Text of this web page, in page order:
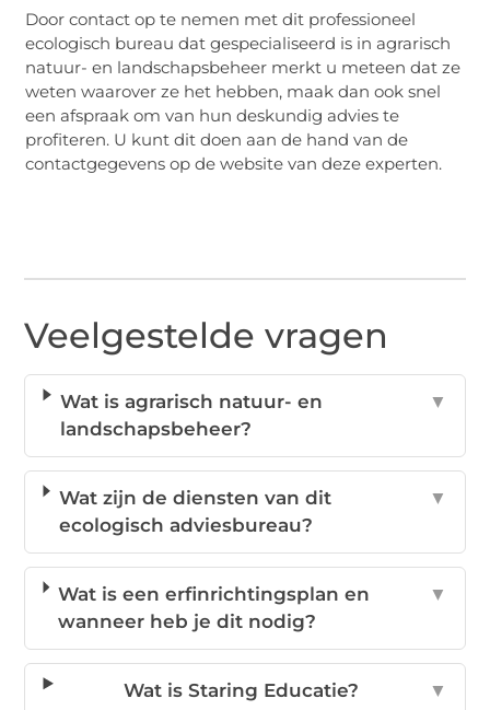
Door contact op te nemen met dit professioneel
ecologisch bureau dat gespecialiseerd is in agrarisch
natuur- en landschapsbeheer merkt u meteen dat ze
weten waarover ze het hebben, maak dan ook snel
een afspraak om van hun deskundig advies te
profiteren. U kunt dit doen aan de hand van de
contactgegevens op de website van deze experten.
Veelgestelde vragen
Wat is agrarisch natuur- en
landschapsbeheer?
▼
Wat zijn de diensten van dit
ecologisch adviesbureau?
▼
Wat is een erfinrichtingsplan en
wanneer heb je dit nodig?
▼
Wat is Staring Educatie? ▼